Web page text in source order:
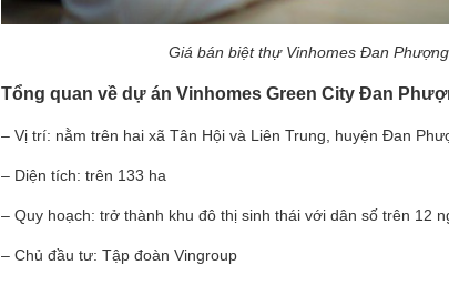
Giá bán biệt thự Vinhomes Đan
Tổng quan về dự án Vinhomes Green City Đan
– Vị trí: nằm trên hai xã Tân Hội và Liên Trung, huyện Đan
– Diện tích: trên 133 ha
– Quy hoạch: trở thành khu đô thị sinh thái với dân số trên 12
– Chủ đầu tư: Tập đoàn Vingroup